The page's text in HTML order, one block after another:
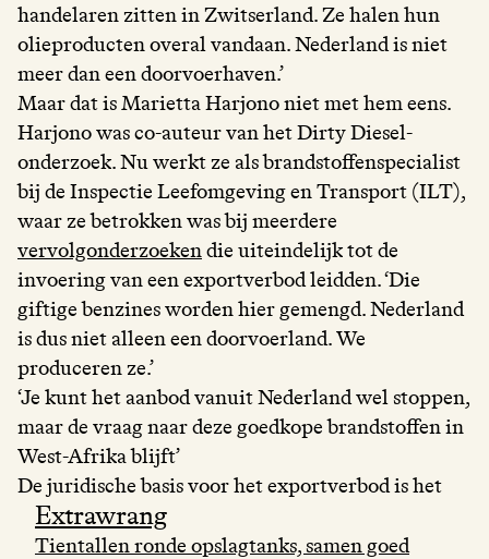
handelaren zitten in Zwitserland. Ze halen hun
olieproducten overal vandaan. Nederland is niet
meer dan een doorvoerhaven.’
Maar dat is Marietta Harjono niet met hem eens.
Harjono was co-auteur van het Dirty Diesel-
onderzoek. Nu werkt ze als brandstoffenspecialist
bij de Inspectie Leefomgeving en Transport (ILT),
waar ze betrokken was bij meerdere
vervolgonderzoeken die uiteindelijk tot de
invoering van een exportverbod leidden. ‘Die
giftige benzines worden hier gemengd. Nederland
is dus niet alleen een doorvoerland. We
produceren ze.’
‘Je kunt het aanbod vanuit Nederland wel stoppen,
maar de vraag naar deze goedkope brandstoffen in
West-Afrika blijft’
De juridische basis voor het exportverbod is het
Extrawrang
Tientallen ronde opslagtanks, samen goed